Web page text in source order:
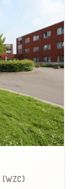
(WZC)